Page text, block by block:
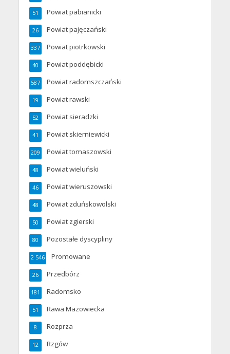
Powiat pabianicki
51
Powiat pajęczański
26
Powiat piotrkowski
337
Powiat poddębicki
40
Powiat radomszczański
587
Powiat rawski
19
Powiat sieradzki
52
Powiat skierniewicki
41
Powiat tomaszowski
209
Powiat wieluński
48
Powiat wieruszowski
46
Powiat zduńskowolski
48
Powiat zgierski
50
Pozostałe dyscypliny
80
Promowane
2 546
Przedbórz
26
Radomsko
181
Rawa Mazowiecka
51
Rozprza
8
Rzgów
12